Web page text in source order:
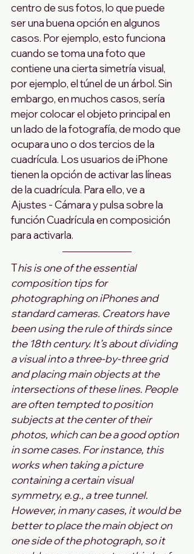
centro de sus fotos, lo que puede
ser una buena opción en algunos
casos. Por ejemplo, esto funciona
cuando se toma una foto que
contiene una cierta simetría visual,
por ejemplo, el túnel de un árbol. Sin
embargo, en muchos casos, sería
mejor colocar el objeto principal en
un lado de la fotografía, de modo que
ocupara uno o dos tercios de la
cuadrícula. Los usuarios de iPhone
tienen la opción de activar las líneas
de la cuadrícula. Para ello, ve a
Ajustes - Cámara y pulsa sobre la
función Cuadrícula en composición
para activarla.
This is one of the essential
composition tips for
photographing on iPhones and
standard cameras. Creators have
been using the rule of thirds since
the 18th century. It’s about dividing
a visual into a three-by-three grid
and placing main objects at the
intersections of these lines. People
are often tempted to position
subjects at the center of their
photos, which can be a good option
in some cases. For instance, this
works when taking a picture
containing a certain visual
symmetry, e.g., a tree tunnel.
However, in many cases, it would be
better to place the main object on
one side of the photograph, so it